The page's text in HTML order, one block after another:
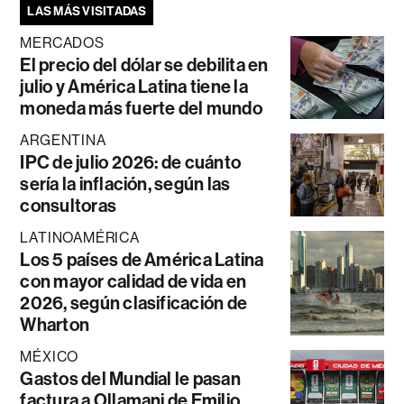
LAS MÁS VISITADAS
MERCADOS
El precio del dólar se debilita en
julio y América Latina tiene la
moneda más fuerte del mundo
ARGENTINA
IPC de julio 2026: de cuánto
sería la inflación, según las
consultoras
LATINOAMÉRICA
Los 5 países de América Latina
con mayor calidad de vida en
2026, según clasificación de
Wharton
MÉXICO
Gastos del Mundial le pasan